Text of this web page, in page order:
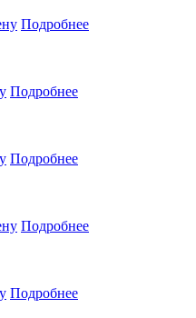
Подробнее
Подробнее
Подробнее
Подробнее
Подробнее